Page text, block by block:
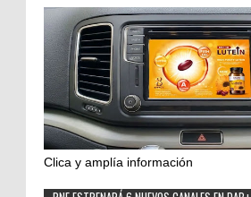
Clica y amplía información